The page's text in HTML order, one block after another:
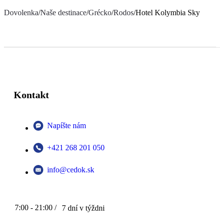
Dovolenka/Naše destinace/Grécko/Rodos/Hotel Kolymbia Sky
Kontakt
Napíšte nám
+421 268 201 050
info@cedok.sk
7:00 - 21:00 / 7 dní v týždni